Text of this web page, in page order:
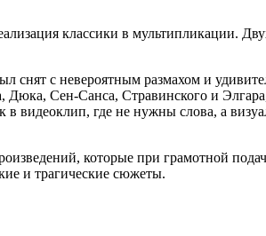
классики в мультипликации.
снят с невероятным размахом и
Сен-Санса, Стравинского и
видеоклип, где не нужны слова, а
которые при грамотной
и трагические сюжеты.